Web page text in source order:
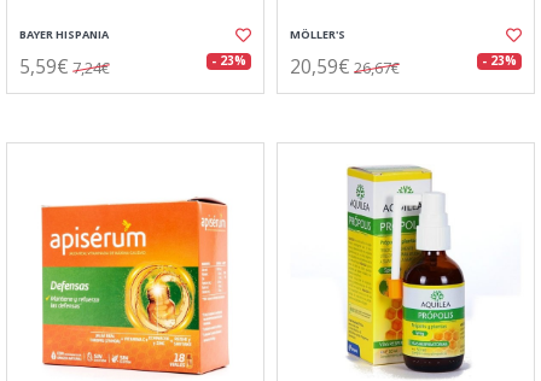
BAYER HISPANIA
5,59€ 7,24€ - 23%
MÖLLER'S
20,59€ 26,67€ - 23%